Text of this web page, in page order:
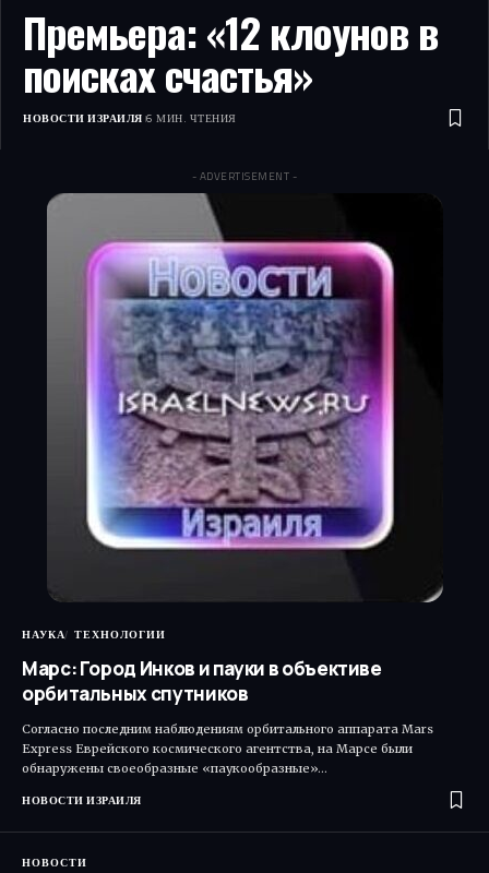
Премьера: «12 клоунов в
поисках счастья»
НОВОСТИ ИЗРАИЛЯ 6 МИН. ЧТЕНИЯ
- ADVERTISEMENT -
НАУКА ТЕХНОЛОГИИ
Марс: Город Инков и пауки в объективе
орбитальных спутников
Согласно последним наблюдениям орбитального аппарата Mars
Express Еврейского космического агентства, на Марсе были
обнаружены своеобразные «паукообразные»…
НОВОСТИ ИЗРАИЛЯ
НОВОСТИ